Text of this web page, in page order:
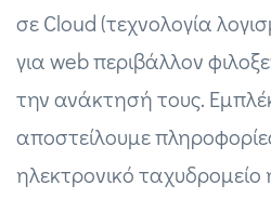
σε Cloud (τεχνολογία
για web περιβάλλον
την ανάκτησή τους.
αποστείλουμε
ηλεκτρονικό ταχυδρομείο